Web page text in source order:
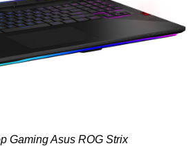
Gaming Asus ROG Strix